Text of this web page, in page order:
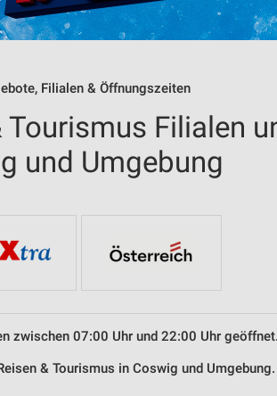
Filialen & Öffnungszeiten
Tourismus Filialen
und Umgebung
zwischen 07:00 Uhr und 22:00 Uhr geöffnet.
& Tourismus in Coswig und Umgebung.